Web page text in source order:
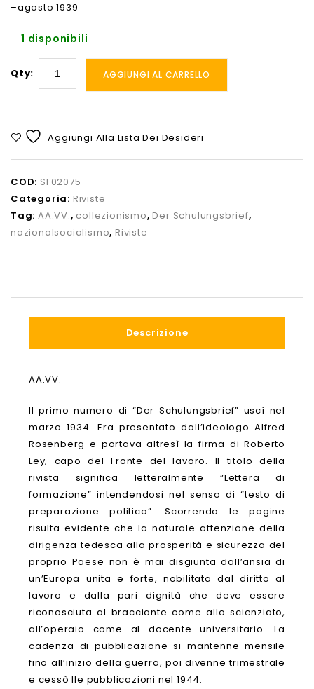
–agosto 1939
1 disponibili
Qty: AGGIUNGI AL CARRELLO
Aggiungi Alla Lista Dei Desideri
COD: SF02075
Categoria: Riviste
Tag: AA.VV., collezionismo,Der Schulungsbrief,
nazionalsocialismo,Riviste
Descrizione
AA.VV.
Il primo numero di “Der Schulungsbrief” uscì nel
marzo 1934. Era presentato dall’ideologo Alfred
Rosenberg e portava altresì la firma di Roberto
Ley, capo del Fronte del lavoro. Il titolo della
rivista significa letteralmente “Lettera di
formazione” intendendosi nel senso di “testo di
preparazione politica”. Scorrendo le pagine
risulta evidente che la naturale attenzione della
dirigenza tedesca alla prosperità e sicurezza del
proprio Paese non è mai disgiunta dall’ansia di
un’Europa unita e forte, nobilitata dal diritto al
lavoro e dalla pari dignità che deve essere
riconosciuta al bracciante come allo scienziato,
all’operaio come al docente universitario. La
cadenza di pubblicazione si mantenne mensile
fino all’inizio della guerra, poi divenne trimestrale
e cessò lle pubblicazioni nel 1944.